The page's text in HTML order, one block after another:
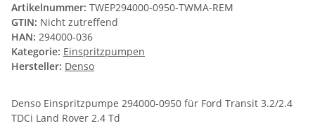
Artikelnummer: TWEP294000-0950-TWMA-REM
GTIN: Nicht zutreffend
HAN: 294000-036
Kategorie: Einspritzpumpen
Hersteller: Denso
Denso Einspritzpumpe 294000-0950 für Ford Transit 3.2/2.4
TDCi Land Rover 2.4 Td